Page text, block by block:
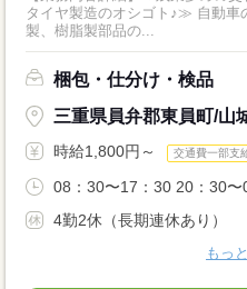
タイヤ製造のオシゴト♪≫ 自動車
製、樹脂製部品の...
梱包・仕分け・検品
三重県員弁郡東員町/山
時給1,800円～ 交通費一部支
08：30〜17：30 20：30〜
4勤2休（長期連休あり）
もっ